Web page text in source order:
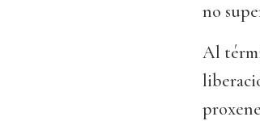
no
Al